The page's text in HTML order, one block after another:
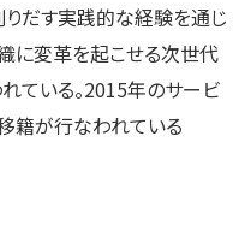
だす実践的な経験を通じ
に変革を起こせる次世代
ている。2015年のサービ
籍が行なわれている